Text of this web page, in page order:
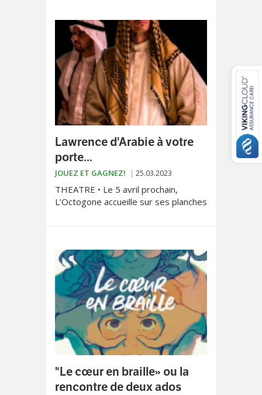
Lawrence d'Arabie à votre
porte...
JOUEZ ET GAGNEZ! 25.03.2023
THEATRE • Le 5 avril prochain,
L’Octogone accueille sur ses planches
"Le cœur en braille» ou la
rencontre de deux ados